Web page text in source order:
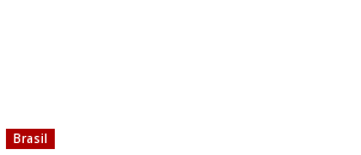
Brasil